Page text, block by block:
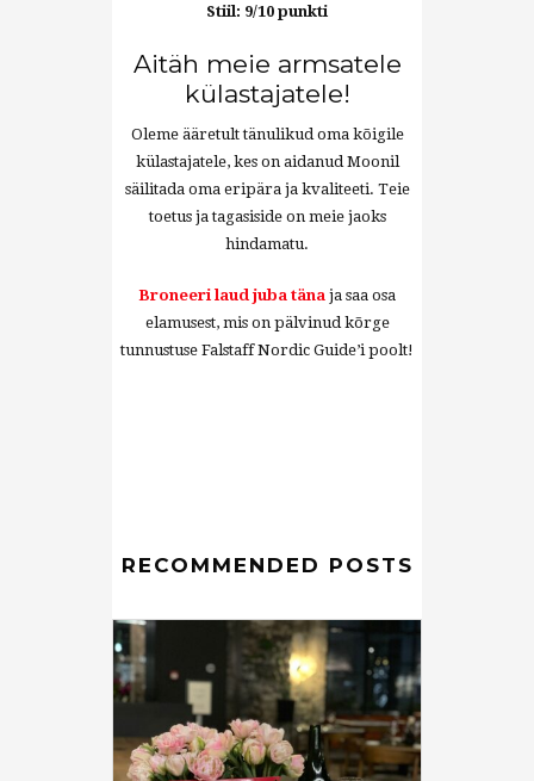
Stiil: 9/10 punkti
Aitäh meie armsatele
külastajatele!
Oleme ääretult tänulikud oma kõigile
külastajatele, kes on aidanud Moonil
säilitada oma eripära ja kvaliteeti. Teie
toetus ja tagasiside on meie jaoks
hindamatu.
Broneeri laud juba täna ja saa osa
elamusest, mis on pälvinud kõrge
tunnustuse Falstaff Nordic Guide’i poolt!
RECOMMENDED POSTS